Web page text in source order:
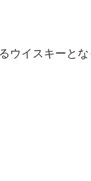
ウイスキーとな